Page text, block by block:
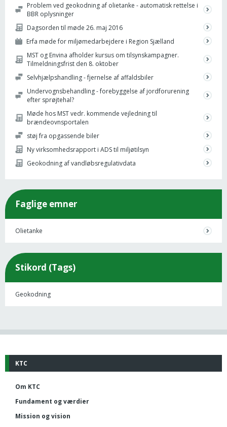
Problem ved geokodning af olietanke - automatisk rettelse i
BBR oplysninger
Dagsorden til møde 26. maj 2016
Erfa møde for miljømedarbejdere i Region Sjælland
MST og Envina afholder kursus om tilsynskampagner.
Tilmeldningsfrist den 8. oktober
Selvhjælpshandling - fjernelse af affaldsbiler
Undervognsbehandling - forebyggelse af jordforurening
efter sprøjtehal?
Møde hos MST vedr. kommende vejledning til
brændeovnsportalen
støj fra opgassende biler
Ny virksomhedsrapport i ADS til miljøtilsyn
Geokodning af vandløbsregulativdata
Faglige emner
Olietanke
Stikord (Tags)
Geokodning
KTC
Om KTC
Fundament og værdier
Mission og vision